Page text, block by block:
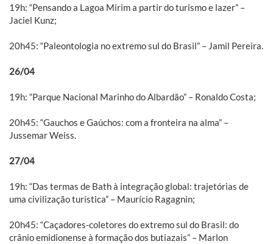
19h: “Pensando a Lagoa Mirim a partir do turismo e lazer” –
Jaciel Kunz;
20h45: “Paleontologia no extremo sul do Brasil” – Jamil Pereira.
26/04
19h: “Parque Nacional Marinho do Albardão” – Ronaldo Costa;
20h45: “Gauchos e Gaúchos: com a fronteira na alma” –
Jussemar Weiss.
27/04
19h: “Das termas de Bath à integração global: trajetórias de
uma civilização turística” – Maurício Ragagnin;
20h45: “Caçadores-coletores do extremo sul do Brasil: do
crânio emidionense à formação dos butiazais” – Marlon